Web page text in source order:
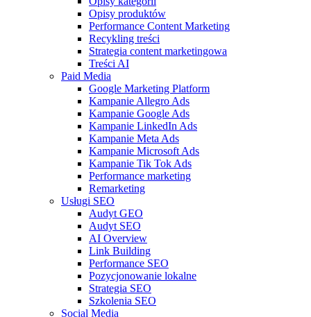
Opisy produktów
Performance Content Marketing
Recykling treści
Strategia content marketingowa
Treści AI
Paid Media
Google Marketing Platform
Kampanie Allegro Ads
Kampanie Google Ads
Kampanie LinkedIn Ads
Kampanie Meta Ads
Kampanie Microsoft Ads
Kampanie Tik Tok Ads
Performance marketing
Remarketing
Usługi SEO
Audyt GEO
Audyt SEO
AI Overview
Link Building
Performance SEO
Pozycjonowanie lokalne
Strategia SEO
Szkolenia SEO
Social Media